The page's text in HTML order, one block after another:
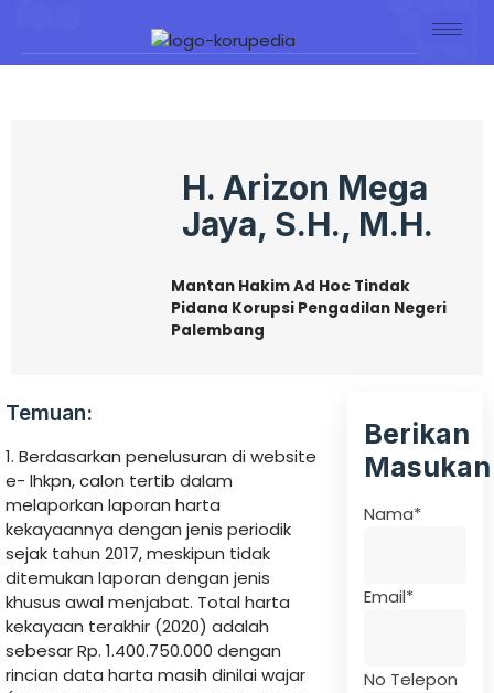
H. Arizon Mega
Jaya, S.H., M.H.
Mantan Hakim Ad Hoc Tindak
Pidana Korupsi Pengadilan Negeri
Palembang
Temuan:
1. Berdasarkan penelusuran di website
e- lhkpn, calon tertib dalam
melaporkan laporan harta
kekayaannya dengan jenis periodik
sejak tahun 2017, meskipun tidak
ditemukan laporan dengan jenis
khusus awal menjabat. Total harta
kekayaan terakhir (2020) adalah
sebesar Rp. 1.400.750.000 dengan
rincian data harta masih dinilai wajar
Berikan
Masukan
Nama*
Email*
No Telepon